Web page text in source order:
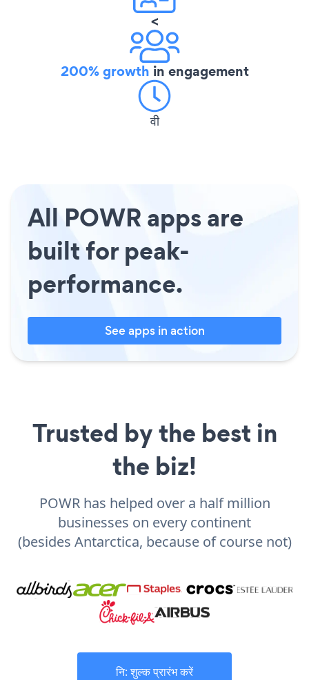
<
200% growth in engagement
वी
All POWR apps are
built for peak-
performance.
See apps in action
Trusted by the best in
the biz!
POWR has helped over a half million
businesses on every continent
(besides Antarctica, because of course not)
नि: शुल्क प्रारंभ करें